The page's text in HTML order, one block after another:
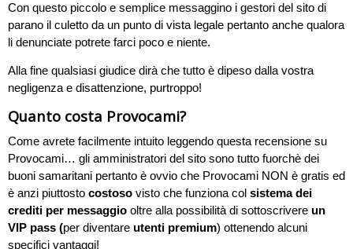
Con questo piccolo e semplice messaggino i gestori del sito di
parano il culetto da un punto di vista legale pertanto anche qualora
li denunciate potrete farci poco e niente.
Alla fine qualsiasi giudice dirà che tutto è dipeso dalla vostra
negligenza e disattenzione, purtroppo!
Quanto costa Provocami?
Come avrete facilmente intuito leggendo questa recensione su
Provocami… gli amministratori del sito sono tutto fuorchè dei
buoni samaritani pertanto è ovvio che Provocami NON è gratis ed
è anzi piuttosto costoso visto che funziona col sistema dei
crediti per messaggio oltre alla possibilità di sottoscrivere un
VIP pass (per diventare utenti premium) ottenendo alcuni
specifici vantaggi!